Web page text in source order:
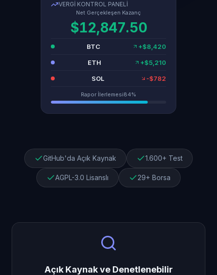
VERGI KONTROL PANELI
Net Gerçekleşen Kazanç
$12,847.50
BTC +$8,420
ETH +$5,210
SOL -$782
Rapor İlerlemesi84%
GitHub'da Açık Kaynak 1.600+ Test
AGPL-3.0 Lisanslı 29+ Borsa
Açık Kaynak ve Denetlenebilir